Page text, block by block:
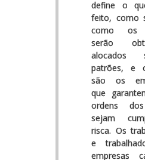
define o
feito, como
como os
serão
patrões, e
são os
que
ordens
sejam
risca. Os
e
empresas